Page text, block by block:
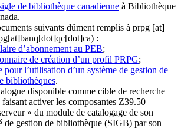
de bibliothèque canadienne à Bibliothèque
suivants dûment remplis à prpg [at]
:
d’abonnement au PEB;
de création d’un profil PRPG;
pour l’utilisation d’un système de gestion de
bibliothèques.
disponible comme cible de recherche
activer les composantes Z39.50
» du module de catalogage de son
de gestion de bibliothèque (SIGB) par son